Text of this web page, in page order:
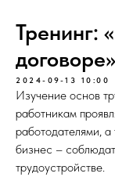
Тренинг:
2024-09-13 10:00
Изучение основ
работникам
работодателями,
бизнес –
трудоустройстве.